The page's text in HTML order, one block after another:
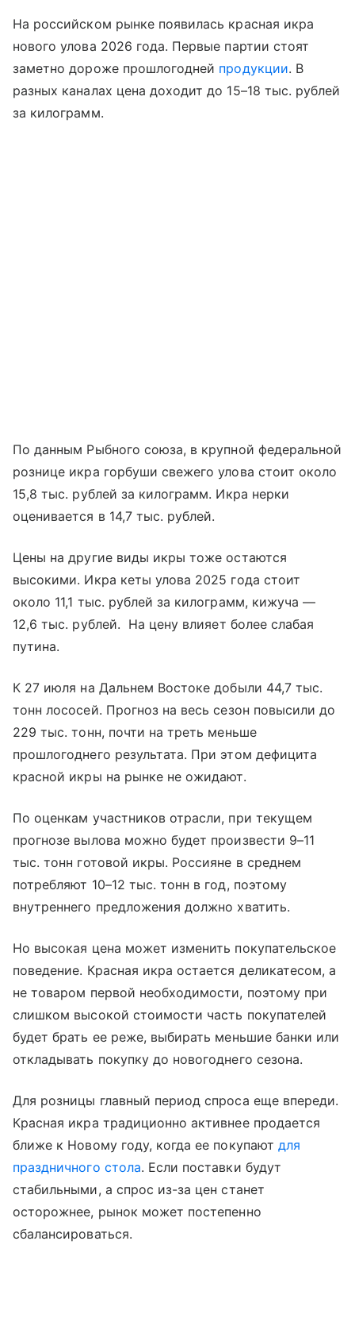
На российском рынке появилась красная икра
нового улова 2026 года. Первые партии стоят
заметно дороже прошлогодней продукции. В
разных каналах цена доходит до 15–18 тыс. рублей
за килограмм.
По данным Рыбного союза, в крупной федеральной
рознице икра горбуши свежего улова стоит около
15,8 тыс. рублей за килограмм. Икра нерки
оценивается в 14,7 тыс. рублей.
Цены на другие виды икры тоже остаются
высокими. Икра кеты улова 2025 года стоит
около 11,1 тыс. рублей за килограмм, кижуча —
12,6 тыс. рублей. На цену влияет более слабая
путина.
К 27 июля на Дальнем Востоке добыли 44,7 тыс.
тонн лососей. Прогноз на весь сезон повысили до
229 тыс. тонн, почти на треть меньше
прошлогоднего результата. При этом дефицита
красной икры на рынке не ожидают.
По оценкам участников отрасли, при текущем
прогнозе вылова можно будет произвести 9–11
тыс. тонн готовой икры. Россияне в среднем
потребляют 10–12 тыс. тонн в год, поэтому
внутреннего предложения должно хватить.
Но высокая цена может изменить покупательское
поведение. Красная икра остается деликатесом, а
не товаром первой необходимости, поэтому при
слишком высокой стоимости часть покупателей
будет брать ее реже, выбирать меньшие банки или
откладывать покупку до новогоднего сезона.
Для розницы главный период спроса еще впереди.
Красная икра традиционно активнее продается
ближе к Новому году, когда ее покупают для
праздничного стола. Если поставки будут
стабильными, а спрос из-за цен станет
осторожнее, рынок может постепенно
сбалансироваться.